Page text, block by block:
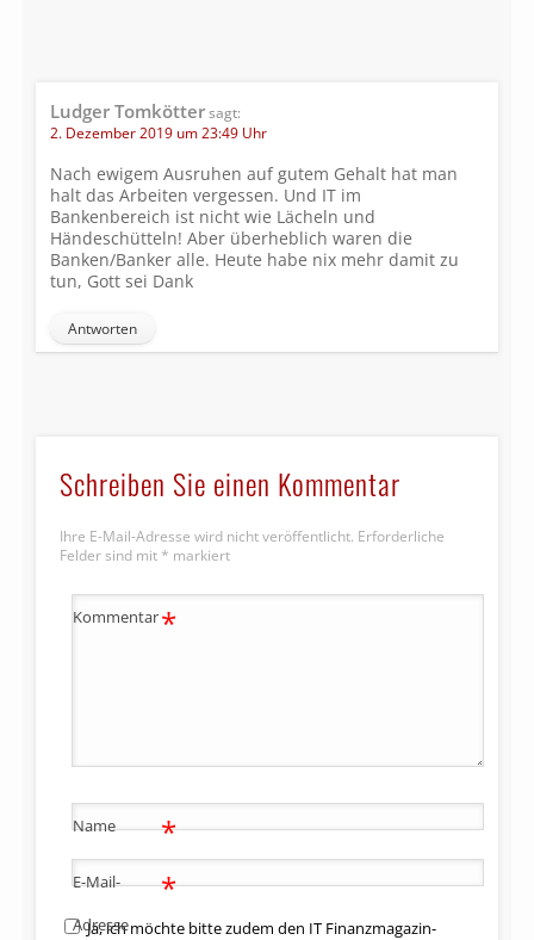
Ludger Tomköttersagt:
2. Dezember 2019 um 23:49 Uhr
Nach ewigem Ausruhen auf gutem Gehalt hat man
halt das Arbeiten vergessen. Und IT im
Bankenbereich ist nicht wie Lächeln und
Händeschütteln! Aber überheblich waren die
Banken/Banker alle. Heute habe nix mehr damit zu
tun, Gott sei Dank
Antworten
Schreiben Sie einen Kommentar
Ihre E-Mail-Adresse wird nicht veröffentlicht. Erforderliche
Felder sind mit * markiert
Kommentar*
Name *
E-Mail-
Adresse
*
Ja, ich möchte bitte zudem den IT Finanzmagazin-